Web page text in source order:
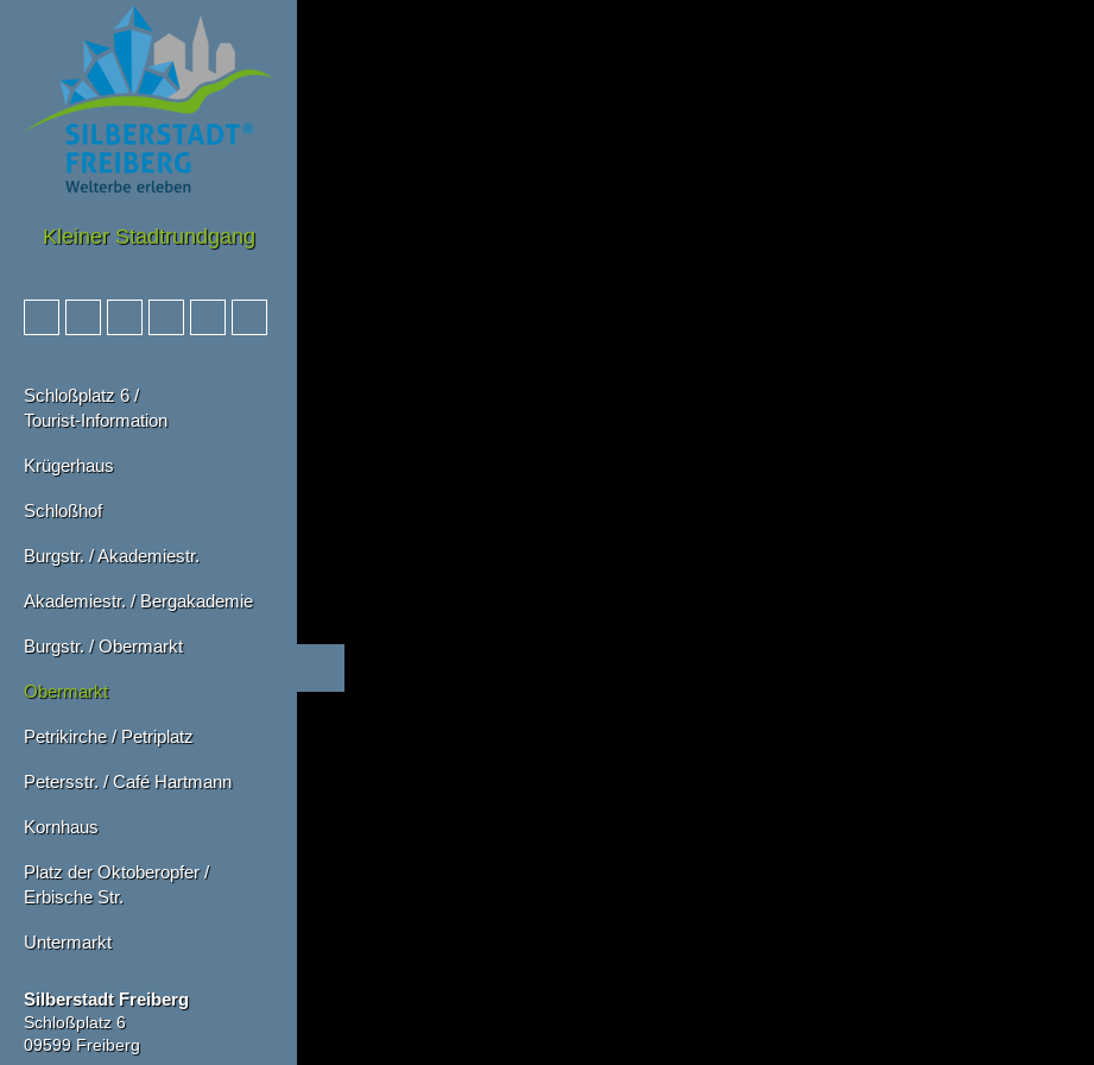
Kleiner Stadtrundgang
Schloßplatz 6 /
Tourist-Information
Krügerhaus
Schloßhof
Burgstr. / Akademiestr.
Akademiestr. / Bergakademie
Burgstr. / Obermarkt
Obermarkt
Petrikirche / Petriplatz
Petersstr. / Café Hartmann
Kornhaus
Platz der Oktoberopfer /
Erbische Str.
Untermarkt
Silberstadt Freiberg
Schloßplatz 6
09599 Freiberg